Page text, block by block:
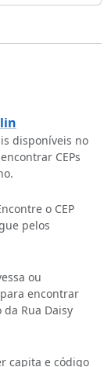
disponíveis no
CEPs
o CEP
pelos
ou
encontrar
Rua Daisy
capita e código